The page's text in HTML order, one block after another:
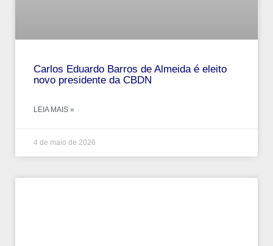
Carlos Eduardo Barros de Almeida é eleito
novo presidente da CBDN
LEIA MAIS »
4 de maio de 2026